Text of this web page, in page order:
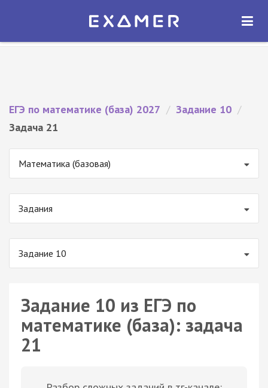
Экзамер — ЕГЭ 2027
ОТКРЫТЬ
ЕГЭ по математике (база) 2027 / Задание 10 /
Задача 21
Математика (базовая)
Задания
Задание 10
Задание 10 из ЕГЭ по
математике (база): задача
21